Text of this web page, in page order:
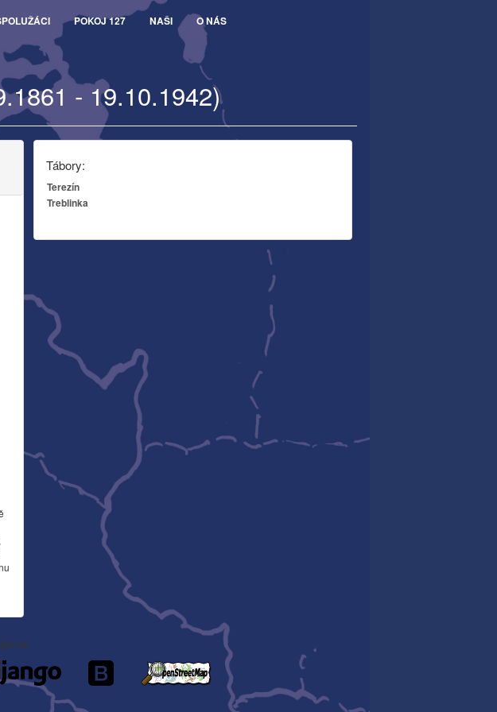
POKOJ 127 NAŠI O NÁS
- 19.10.1942)
Tábory:
Terezín
Treblinka